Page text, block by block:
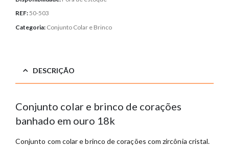
REF:50-503
Categoria: Conjunto Colar e Brinco
DESCRIÇÃO
Conjunto colar e brinco de corações
banhado em ouro 18k
Conjunto com colar e brinco de corações com zircônia cristal.